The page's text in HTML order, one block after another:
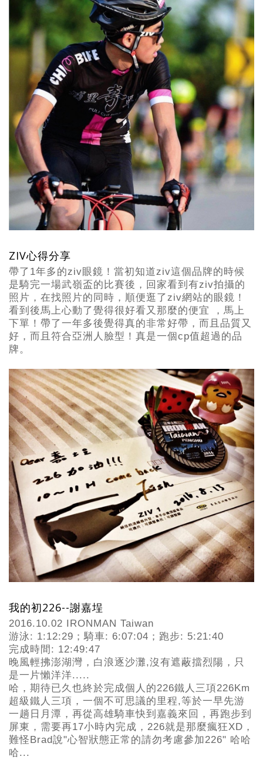
ZIV心得分享
帶了1年多的ziv眼鏡！當初知道ziv這個品牌的時候
是騎完一場武嶺盃的比賽後，回家看到有ziv拍攝的
照片，在找照片的同時，順便逛了ziv網站的眼鏡！
看到後馬上心動了覺得很好看又那麼的便宜 ，馬上
下單！帶了一年多後覺得真的非常好帶，而且品質又
好，而且符合亞洲人臉型！真是一個cp值超過的品
牌。
我的初226--謝嘉埕
2016.10.02 IRONMAN Taiwan
游泳: 1:12:29；騎車: 6:07:04；跑步: 5:21:40
完成時間: 12:49:47
晚風輕拂澎湖灣，白浪逐沙灘,沒有遮蔽擋烈陽，只
是一片懶洋洋.....
哈，期待已久也終於完成個人的226鐵人三項226Km
超級鐵人三項，一個不可思議的里程,等於一早先游
一趟日月潭，再從高雄騎車快到嘉義來回，再跑步到
屏東，需要再17小時內完成，226就是那麼瘋狂XD，
難怪Brad說"心智狀態正常的請勿考慮參加226" 哈哈
哈...